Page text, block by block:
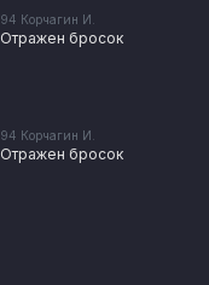
94 Корчагин И.
Отражен бросок
94 Корчагин И.
Отражен бросок